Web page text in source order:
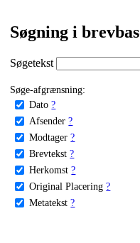
Søgning i
Søgetekst
Søge-afgrænsning:
Dato ?
Afsender ?
Modtager ?
Brevtekst ?
Herkomst ?
Original Placering ?
Metatekst ?